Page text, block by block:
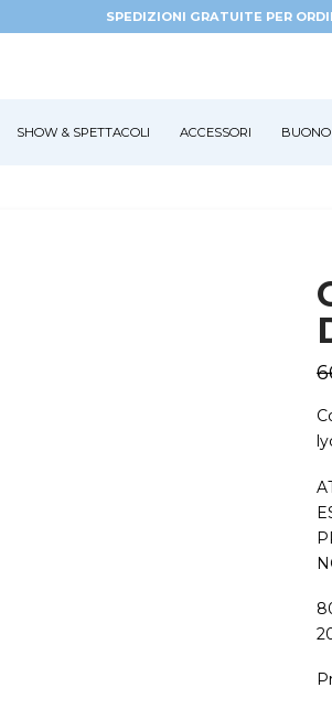
SPEDIZIONI GRATUITE PER
SHOW & SPETTACOLI ACCESSORI BUONO